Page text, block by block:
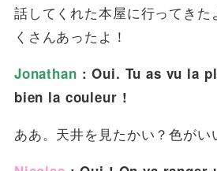
話してくれた本屋に行ってきた
くさんあったよ！
Jonathan : Oui. Tu as vu la
bien la couleur !
ああ。天井を見たかい？色がい